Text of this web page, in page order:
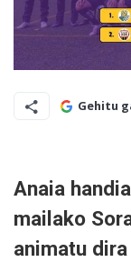
Gehitu
Anaia
mailako
animatu